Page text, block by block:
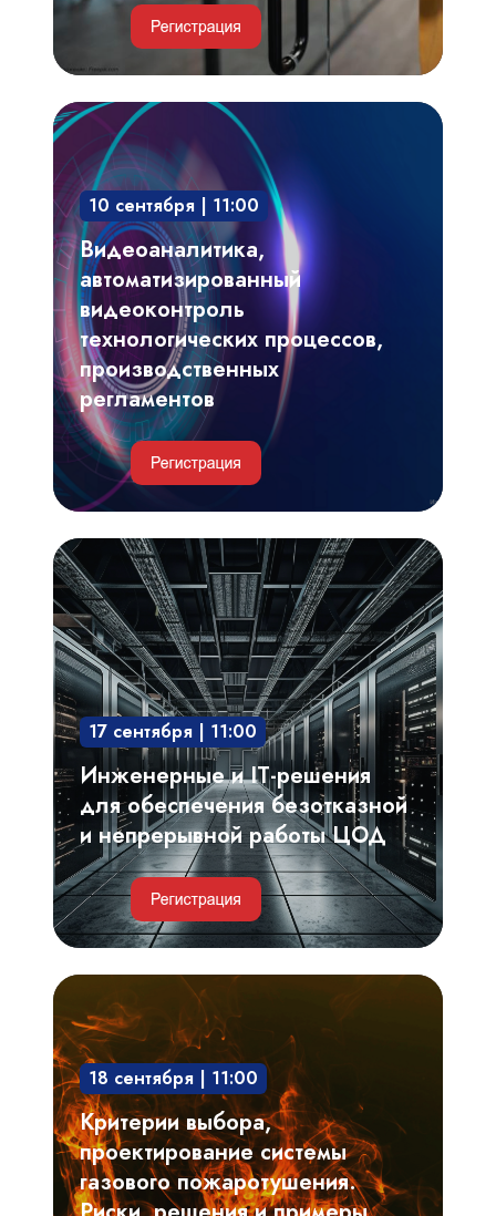
Видеоаналитика,
автоматизированный
видеоконтроль
технологических
процессов,
производственных
регламентов
10 сентября | 11:00
Видеоаналитика,
автоматизированный
видеоконтроль
технологических процессов,
производственных
регламентов
Инженерные
и
IT-
решения
для
обеспечения
безотказной
и
непрерывной
работы
ЦОД
17 сентября | 11:00
Инженерные и IT-решения
для обеспечения безотказной
и непрерывной работы ЦОД
Критерии
выбора,
проектирование
системы
газового
пожаротушения.
Риски,
решения
18 сентября | 11:00
Критерии выбора,
проектирование системы
газового пожаротушения.